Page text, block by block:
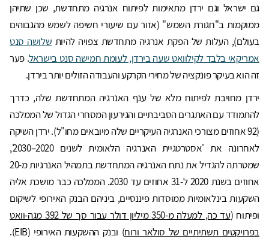
גם ישראל וגם ירדן מתאימות לפיתוח אנרגיה מתחדשת, שכן שתיהן
ממוקמות ב"חגורת השמש" (אזור עם שיעורי חשיפה לשמש מהגבוהים
בעולם), העלות של הפקת אנרגיה מתחדשת צפויה להיות שלושה סנט
אמריקאי בלבד לקילוואט שעה בירדן, לעומת חמישה סנט בישראל. פער
זה הוא בעיקר פונקציה של מחירי הקרקע והעבודה הזולים יותר בירדן.
ירדן מחויבת לפיתוח מלא של ענף האנרגיה המתחדשת שלה, כדרך
להתמודד עם האתגרים הסביבתיים והגירעון המסחרי הגדול של הממלכה
(92 אחוזים מצורכי האנרגיה העיקריים שלה מיובאים מחו"ל). ירדן השיקה
לאחרונה את 'אסטרטגיית האנרגיה הלאומית לשנים 2020–2030',
שמטרתה להגדיל את נתח האנרגיה המתחדשת בתמהיל האנרגיות מ-20
אחוזים בשנת 2020 ל-31 אחוזים עד 2030. הממלכה כבר מושכת אליה
השקעות בינלאומיות ממוסדות פיננסיים, ביניהם הבנק האירופי לשיקום
ופיתוח (
עד כה, למעלה מ-350 מיליון דולר עבור סך של 392 מגה-וואט
בפרויקטים תשתיתיים של סולאר ורוח
) ובנק ההשקעות האירופי (EIB).